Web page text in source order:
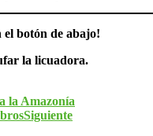
el botón de abajo!
la licuadora.
la Amazonía
Siguiente